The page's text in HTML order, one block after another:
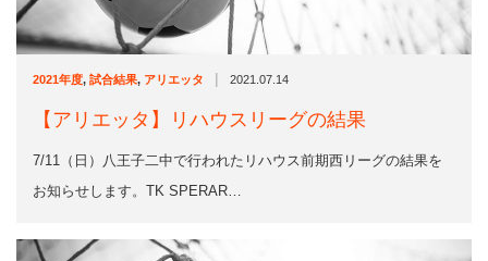
2021年度, 試合結果, アリエッタ | 2021.07.14
【アリエッタ】リハウスリーグの結果
7/11（日）八王子二中で行われたリハウス前期西リーグの結果を
お知らせします。TK SPERAR…